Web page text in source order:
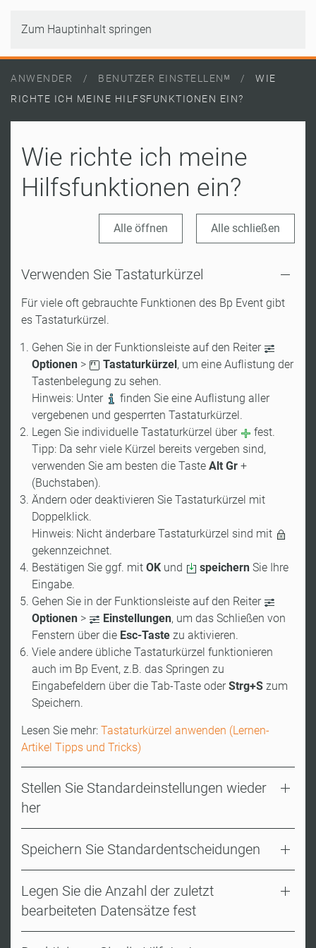
Zum Hauptinhalt springen
ANWENDER BENUTZER EINSTELLENᴹ
WIE
RICHTE ICH MEINE HILFSFUNKTIONEN EIN?
Wie richte ich meine
Hilfsfunktionen ein?
Alle öffnen Alle schließen
Verwenden Sie Tastaturkürzel
Für viele oft gebrauchte Funktionen des Bp Event gibt
es Tastaturkürzel.
Gehen Sie in der Funktionsleiste auf den Reiter
Optionen > Tastaturkürzel, um eine Auflistung der
Tastenbelegung zu sehen.
Hinweis: Unter
finden Sie eine Auflistung aller
vergebenen und gesperrten Tastaturkürzel.
Legen Sie individuelle Tastaturkürzel über
fest.
Tipp: Da sehr viele Kürzel bereits vergeben sind,
verwenden Sie am besten die Taste Alt Gr +
(Buchstaben).
Ändern oder deaktivieren Sie Tastaturkürzel mit
Doppelklick.
Hinweis: Nicht änderbare Tastaturkürzel sind mit
gekennzeichnet.
Bestätigen Sie ggf. mit OK und speichern Sie Ihre
Eingabe.
Gehen Sie in der Funktionsleiste auf den Reiter
Optionen > Einstellungen, um das Schließen von
Fenstern über die Esc-Taste zu aktivieren.
Viele andere übliche Tastaturkürzel funktionieren
auch im Bp Event, z.B. das Springen zu
Eingabefeldern über die Tab-Taste oderStrg+S zum
Speichern.
Lesen Sie mehr: Tastaturkürzel anwenden (Lernen-
Artikel Tipps und Tricks)
Stellen Sie Standardeinstellungen wieder
her
Speichern Sie Standardentscheidungen
Legen Sie die Anzahl der zuletzt
bearbeiteten Datensätze fest